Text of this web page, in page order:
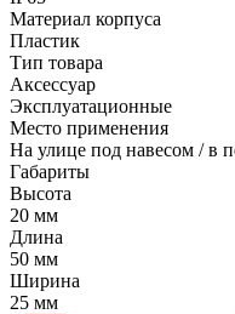
Материал корпуса
Пластик
Тип товара
Аксессуар
Эксплуатационные
Место применения
На улице под навесом / в
Габариты
Высота
20 мм
Длина
50 мм
Ширина
25 мм